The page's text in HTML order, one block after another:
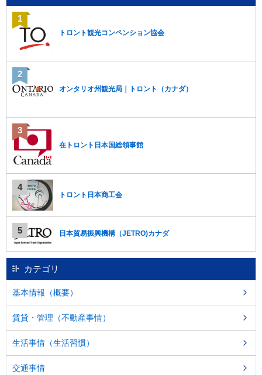
トロント観光コンペンション協会
オンタリオ州観光局｜トロント（カナダ）
在トロント日本国総領事館
トロント日本商工会
日本貿易振興機構（JETRO)カナダ
カテゴリ
基本情報（概要）
賃貸・管理（不動産事情）
生活事情（生活習慣）
交通事情